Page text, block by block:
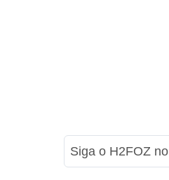
Siga o H2FOZ no